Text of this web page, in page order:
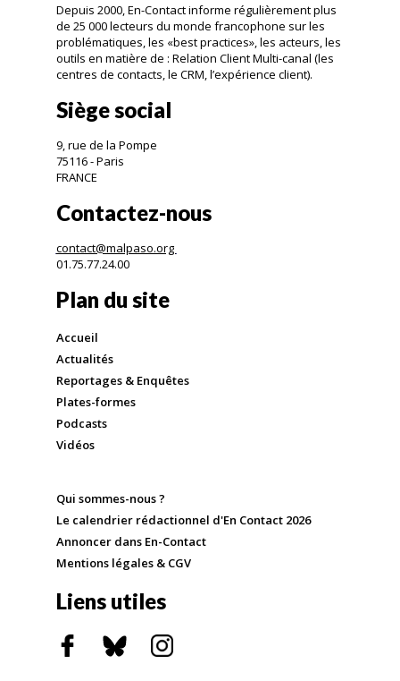
Depuis 2000, En-Contact informe régulièrement plus
de 25 000 lecteurs du monde francophone sur les
problématiques, les «best practices», les acteurs, les
outils en matière de : Relation Client Multi-canal (les
centres de contacts, le CRM, l’expérience client).
Siège social
9, rue de la Pompe
75116 - Paris
FRANCE
Contactez-nous
contact@malpaso.org
01.75.77.24.00
Plan du site
Accueil
Actualités
Reportages & Enquêtes
Plates-formes
Podcasts
Vidéos
Qui sommes-nous ?
Le calendrier rédactionnel d'En Contact 2026
Annoncer dans En-Contact
Mentions légales & CGV
Liens utiles